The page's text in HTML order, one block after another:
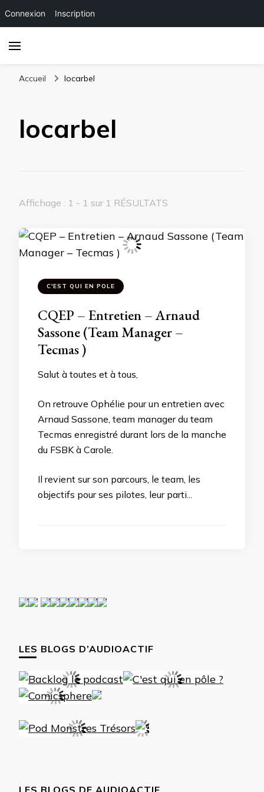
Connexion Inscription
Accueil locarbel
locarbel
Affichage : 1 - 1 sur 1 RÉSULTATS
C'EST QUI EN POLE
CQEP – Entretien – Arnaud
Sassone (Team Manager –
Tecmas )
Salut à toutes et à tous,
On retrouve Ophélie pour un entretien avec
Arnaud Sassone, team manager du team
Tecmas enregistré durant lors de la manche
du FSBK à Carole.
Il revient sur son parcours, le team, les
objectifs pour ses pilotes, leur parti...
LES BLOGS D’AUDIOACTIF
LES BLOGS DE AUDIOACTIF